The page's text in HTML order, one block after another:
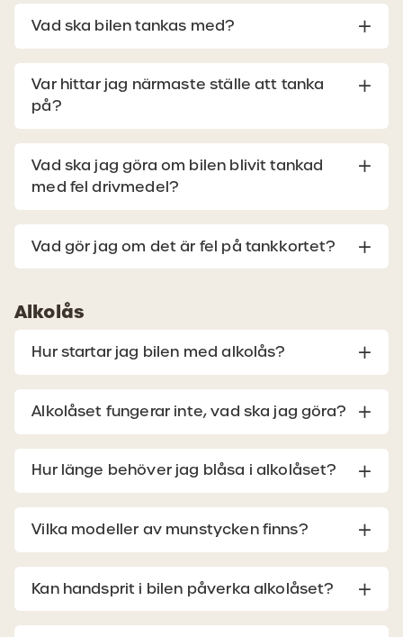
Vad ska bilen tankas med?
Var hittar jag närmaste ställe att tanka
på?
Vad ska jag göra om bilen blivit tankad
med fel drivmedel?
Vad gör jag om det är fel på tankkortet?
Alkolås
Hur startar jag bilen med alkolås?
Alkolåset fungerar inte, vad ska jag göra?
Hur länge behöver jag blåsa i alkolåset?
Vilka modeller av munstycken finns?
Kan handsprit i bilen påverka alkolåset?